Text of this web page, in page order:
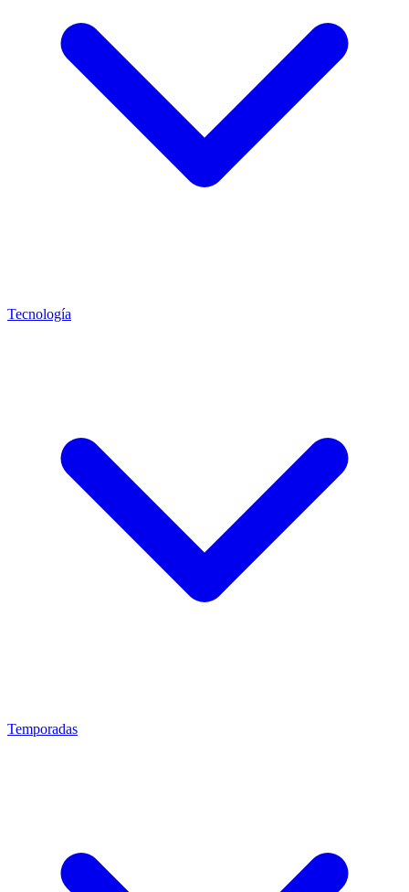
Tecnología
Temporadas